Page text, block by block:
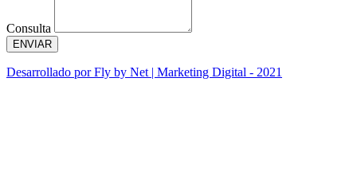
Consulta
ENVIAR
Desarrollado por Fly by Net | Marketing Digital - 2021